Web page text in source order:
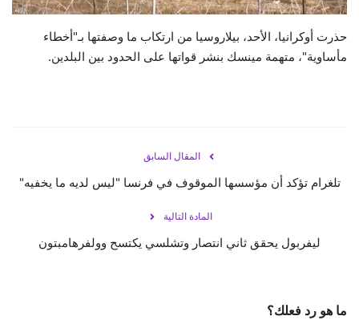
حذرت أوكرانيا، الأحد، بيلاروسيا من ارتكاب ما وصفتها بـ"أخطاء
مأساوية"، متهمة مينسك بنشر قواتها على الحدود بين البلدين.
المقال السابق
تلغرام تؤكد أن مؤسسها الموقوف في فرنسا "ليس لديه ما يخفيه"
المادة التالية
ليفربول يحقق ثاني انتصار وتشلسي يكتسح وولفرهامبتون
ما هو رد فعلك؟